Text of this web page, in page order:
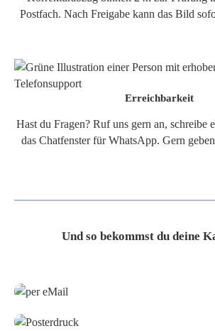
Postfach. Nach Freigabe kann das Bild
Erreichbarkeit
Hast du Fragen? Ruf uns gern an, schreibe
das Chatfenster für WhatsApp. Gern
Und so bekommst du deine